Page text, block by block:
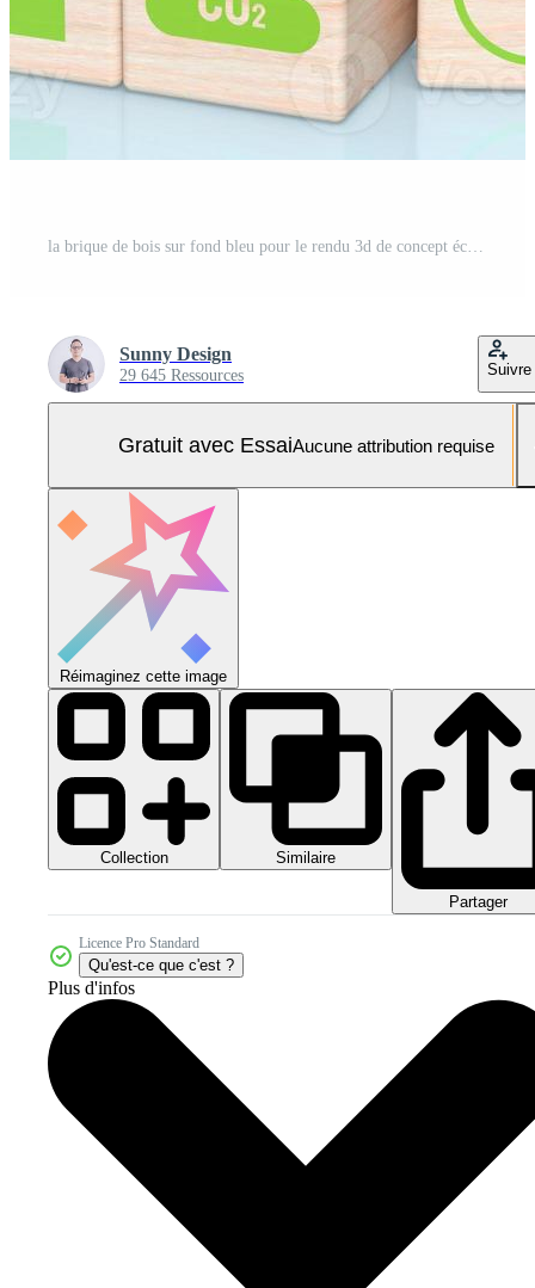
la brique de bois sur fond bleu pour le rendu 3d de concept éco ou écologique Photo Pro
Sunny Design
29 645 Ressources Suivre
Gratuit avec EssaiAucune attribution requise
Réimaginez cette image
Collection Similaire
Partager
Licence Pro Standard
Qu'est-ce que c'est ?
Plus d'infos